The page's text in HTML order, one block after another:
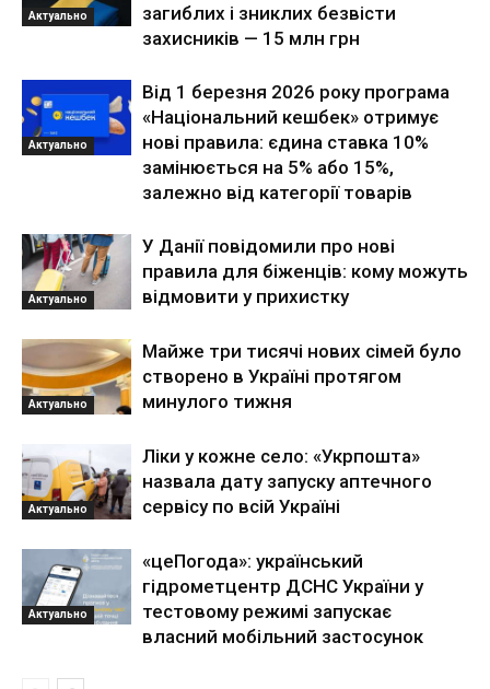
Актуально
загиблих і зниклих безвісти
захисників — 15 млн грн
Актуально
Від 1 березня 2026 року програма
«Національний кешбек» отримує
нові правила: єдина ставка 10%
замінюється на 5% або 15%,
залежно від категорії товарів
Актуально
У Данії повідомили про нові
правила для біженців: кому можуть
відмовити у прихистку
Актуально
Майже три тисячі нових сімей було
створено в Україні протягом
минулого тижня
Актуально
Ліки у кожне село: «Укрпошта»
назвала дату запуску аптечного
сервісу по всій Україні
Актуально
«цеПогода»: український
гідрометцентр ДСНС України у
тестовому режимі запускає
власний мобільний застосунок